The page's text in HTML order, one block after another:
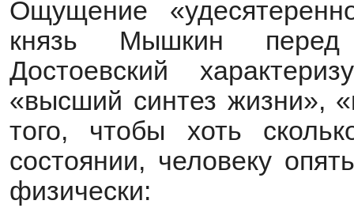
Ощущение
князь Мышкин перед
Достоевский
«высший синтез жизни»,
того, чтобы хоть
состоянии, человеку
физически: